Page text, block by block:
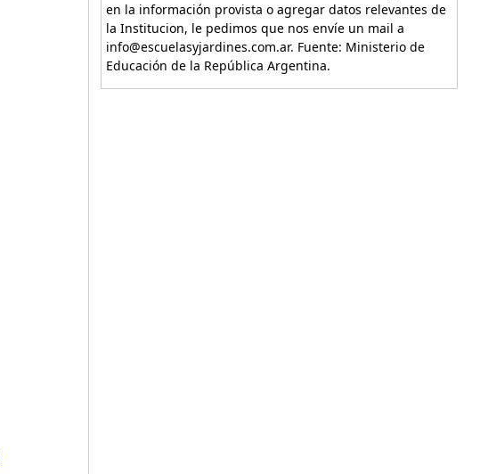
en la información provista o agregar datos relevantes de
la Institucion, le pedimos que nos envíe un mail a
info@escuelasyjardines.com.ar. Fuente: Ministerio de
Educación de la República Argentina.